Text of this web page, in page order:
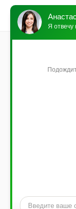
О КОМПАНИИ
2026 ©
климатической
Я отвечу